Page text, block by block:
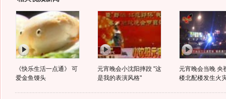
《快乐生活一点通》 可
爱金鱼馒头
元宵晚会小沈阳摔跤 "这
是我的表演风格"
元宵晚会当晚 央
楼北配楼发生火